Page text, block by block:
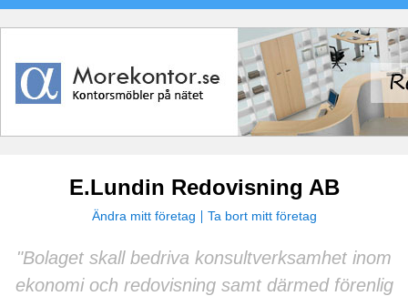
E.Lundin Redovisning AB
Ändra mitt företag Ta bort mitt företag
"Bolaget skall bedriva konsultverksamhet inom
ekonomi och redovisning samt därmed förenlig